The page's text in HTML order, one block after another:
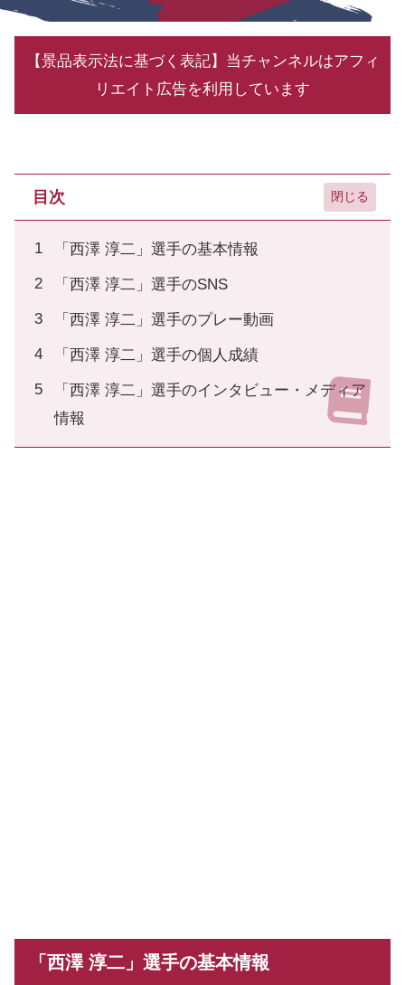
【景品表示法に基づく表記】当チャンネルはアフィ
リエイト広告を利用しています
目次
「西澤 淳二」選手の基本情報
「西澤 淳二」選手のSNS
「西澤 淳二」選手のプレー動画
「西澤 淳二」選手の個人成績
「西澤 淳二」選手のインタビュー・メディア
情報
「西澤 淳二」選手の基本情報